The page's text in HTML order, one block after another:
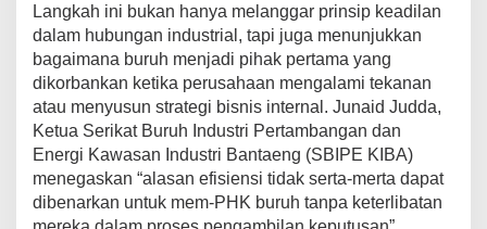
y
I
n
d
n
e
s
i
a
Langkah ini bukan hanya melanggar prinsip keadilan
dalam hubungan industrial, tapi juga menunjukkan
bagaimana buruh menjadi pihak pertama yang
dikorbankan ketika perusahaan mengalami tekanan
atau menyusun strategi bisnis internal. Junaid Judda,
Ketua Serikat Buruh Industri Pertambangan dan
Energi Kawasan Industri Bantaeng (SBIPE KIBA)
menegaskan “alasan efisiensi tidak serta-merta dapat
dibenarkan untuk mem-PHK buruh tanpa keterlibatan